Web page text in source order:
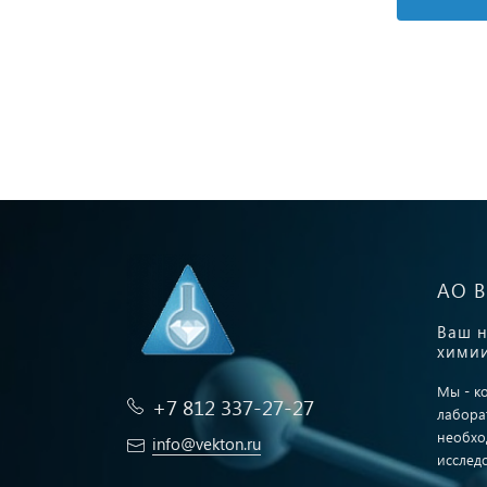
+7 812 337-27-27
info@vekton.ru
АО
Ваш
Мы -